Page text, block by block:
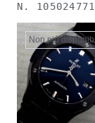
N. 105024771
Non più